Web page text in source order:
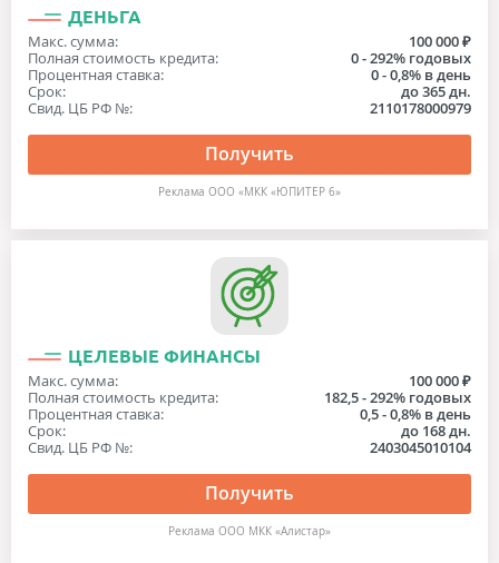
ДЕНЬГА
Макс. сумма:
100 000 ₽
Полная стоимость кредита:
0 - 292% годовых
Процентная ставка:
0 - 0,8% в день
Срок:
до 365 дн.
Свид. ЦБ РФ №:
2110178000979
Получить
Реклама ООО «МКК «ЮПИТЕР 6»
ЦЕЛЕВЫЕ ФИНАНСЫ
Макс. сумма:
100 000 ₽
Полная стоимость кредита:
182,5 - 292% годовых
Процентная ставка:
0,5 - 0,8% в день
Срок:
до 168 дн.
Свид. ЦБ РФ №:
2403045010104
Получить
Реклама ООО МКК «Алистар»